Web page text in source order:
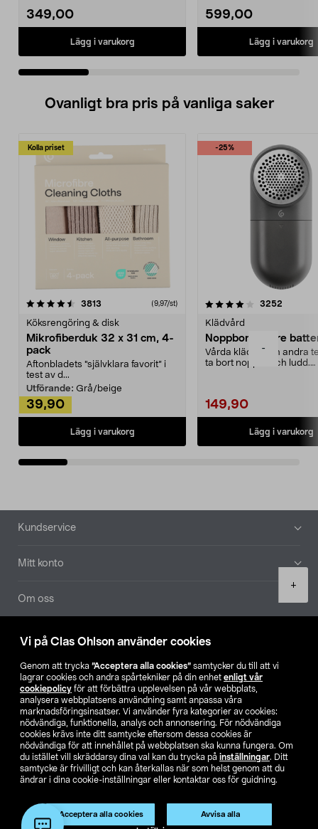
Vi på Clas Ohlson använder cookies
Genom att trycka ”Acceptera alla cookies” samtycker du till att vi
lagrar cookies och andra spårtekniker på din enhet enligt vår
cookiepolicy för att förbättra upplevelsen på vår webbplats,
analysera webbplatsens användning samt anpassa våra
marknadsföringsinsatser. Vi använder fyra kategorier av cookies:
nödvändiga, funktionella, analys och annonsering. För nödvändiga
cookies krävs inte ditt samtycke eftersom dessa cookies är
nödvändiga för att innehållet på webbplatsen ska kunna fungera. Om
du istället vill skräddarsy dina val kan du trycka på inställningar. Ditt
samtycke är frivilligt och kan återkallas när som helst genom att du
ändrar i dina cookie-inställningar eller kontaktar oss för guidning.
Acceptera alla cookies Avvisa alla
-
+
349,00
Lägg i varukorg
599,00
Lägg i varukorg
Ovanligt bra pris på vanliga saker
Kolla priset
3813 (9,97/st)
Köksrengöring & disk
Mikrofiberduk 32 x 31 cm, 4-
pack
Aftonbladets "självklara favorit” i
test av d...
Utförande: Grå/beige
39,90
Lägg i varukorg
-25%
4.0av 5 stjärnor 3252
Klädvård
Noppborttagare
Vårda kläder och andra
ta bort noppor och ludd.
149,90
Lägg i varukorg
4.5av 5 stjärnor
Sidfot
Kundservice
Mitt konto
Om oss
Aktuellt
Våra bolag
Hitta butik
SE NO FI